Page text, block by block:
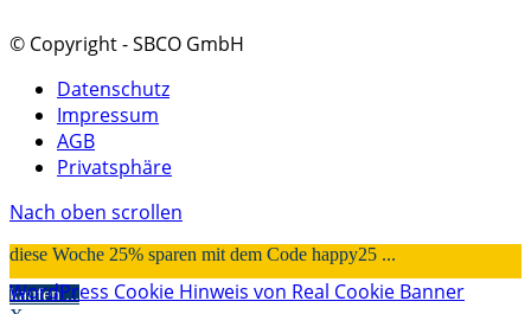
© Copyright - SBCO GmbH
Datenschutz
Impressum
AGB
Privatsphäre
Nach oben scrollen
diese Woche 25% sparen mit dem Code happy25 ...
kaufen ...
WordPress Cookie Hinweis von Real Cookie Banner